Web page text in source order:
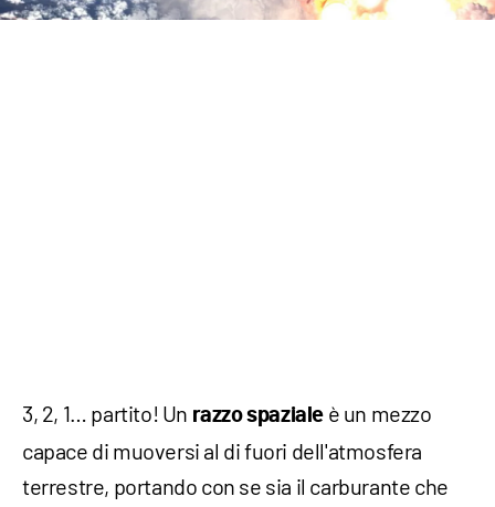
3, 2, 1… partito! Un razzo spaziale è un mezzo
capace di muoversi al di fuori dell'atmosfera
terrestre, portando con se sia il carburante che